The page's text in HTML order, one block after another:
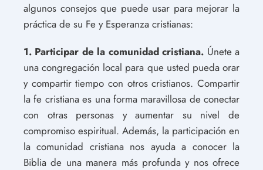
algunos consejos que puede usar para mejorar la
práctica de su Fe y Esperanza cristianas:
1. Participar de la comunidad cristiana. Únete a
una congregación local para que usted pueda orar
y compartir tiempo con otros cristianos. Compartir
la fe cristiana es una forma maravillosa de conectar
con otras personas y aumentar su nivel de
compromiso espiritual. Además, la participación en
la comunidad cristiana nos ayuda a conocer la
Biblia de una manera más profunda y nos ofrece